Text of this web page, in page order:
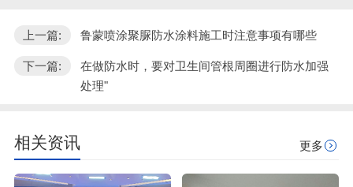
上一篇: 鲁蒙喷涂聚脲防水涂料施工时注意事项有哪些
下一篇:
在做防水时，要对卫生间管根周圈进行防水加强
处理"
相关资讯 更多